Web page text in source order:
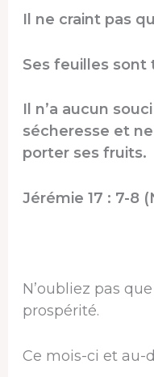
Il ne craint pas
Ses feuilles sont
Il n’a aucun
sécheresse et
porter ses fruits.
Jérémie 17 : 7-8
N’oubliez pas
prospérité.
Ce mois-ci et au-